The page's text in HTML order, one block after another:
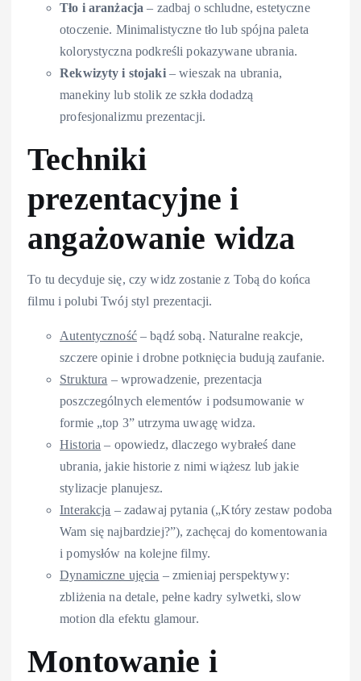
Tło i aranżacja – zadbaj o schludne, estetyczne
otoczenie. Minimalistyczne tło lub spójna paleta
kolorystyczna podkreśli pokazywane ubrania.
Rekwizyty i stojaki– wieszak na ubrania,
manekiny lub stolik ze szkła dodadzą
profesjonalizmu prezentacji.
Techniki
prezentacyjne i
angażowanie widza
To tu decyduje się, czy widz zostanie z Tobą do końca
filmu i polubi Twój styl prezentacji.
Autentyczność– bądź sobą. Naturalne reakcje,
szczere opinie i drobne potknięcia budują zaufanie.
Struktura – wprowadzenie, prezentacja
poszczególnych elementów i podsumowanie w
formie „top 3” utrzyma uwagę widza.
Historia – opowiedz, dlaczego wybrałeś dane
ubrania, jakie historie z nimi wiążesz lub jakie
stylizacje planujesz.
Interakcja – zadawaj pytania („Który zestaw podoba
Wam się najbardziej?”), zachęcaj do komentowania
i pomysłów na kolejne filmy.
Dynamiczne ujęcia – zmieniaj perspektywy:
zbliżenia na detale, pełne kadry sylwetki, slow
motion dla efektu glamour.
Montowanie i